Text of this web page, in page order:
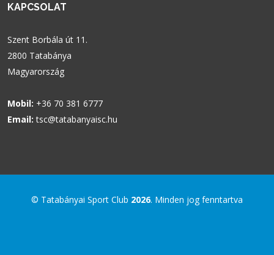
KAPCSOLAT
Szent Borbála út 11.
2800 Tatabánya
Magyarország
Mobil: +36 70 381 6777
Email: tsc@tatabanyaisc.hu
© Tatabányai Sport Club 2026. Minden jog fenntartva